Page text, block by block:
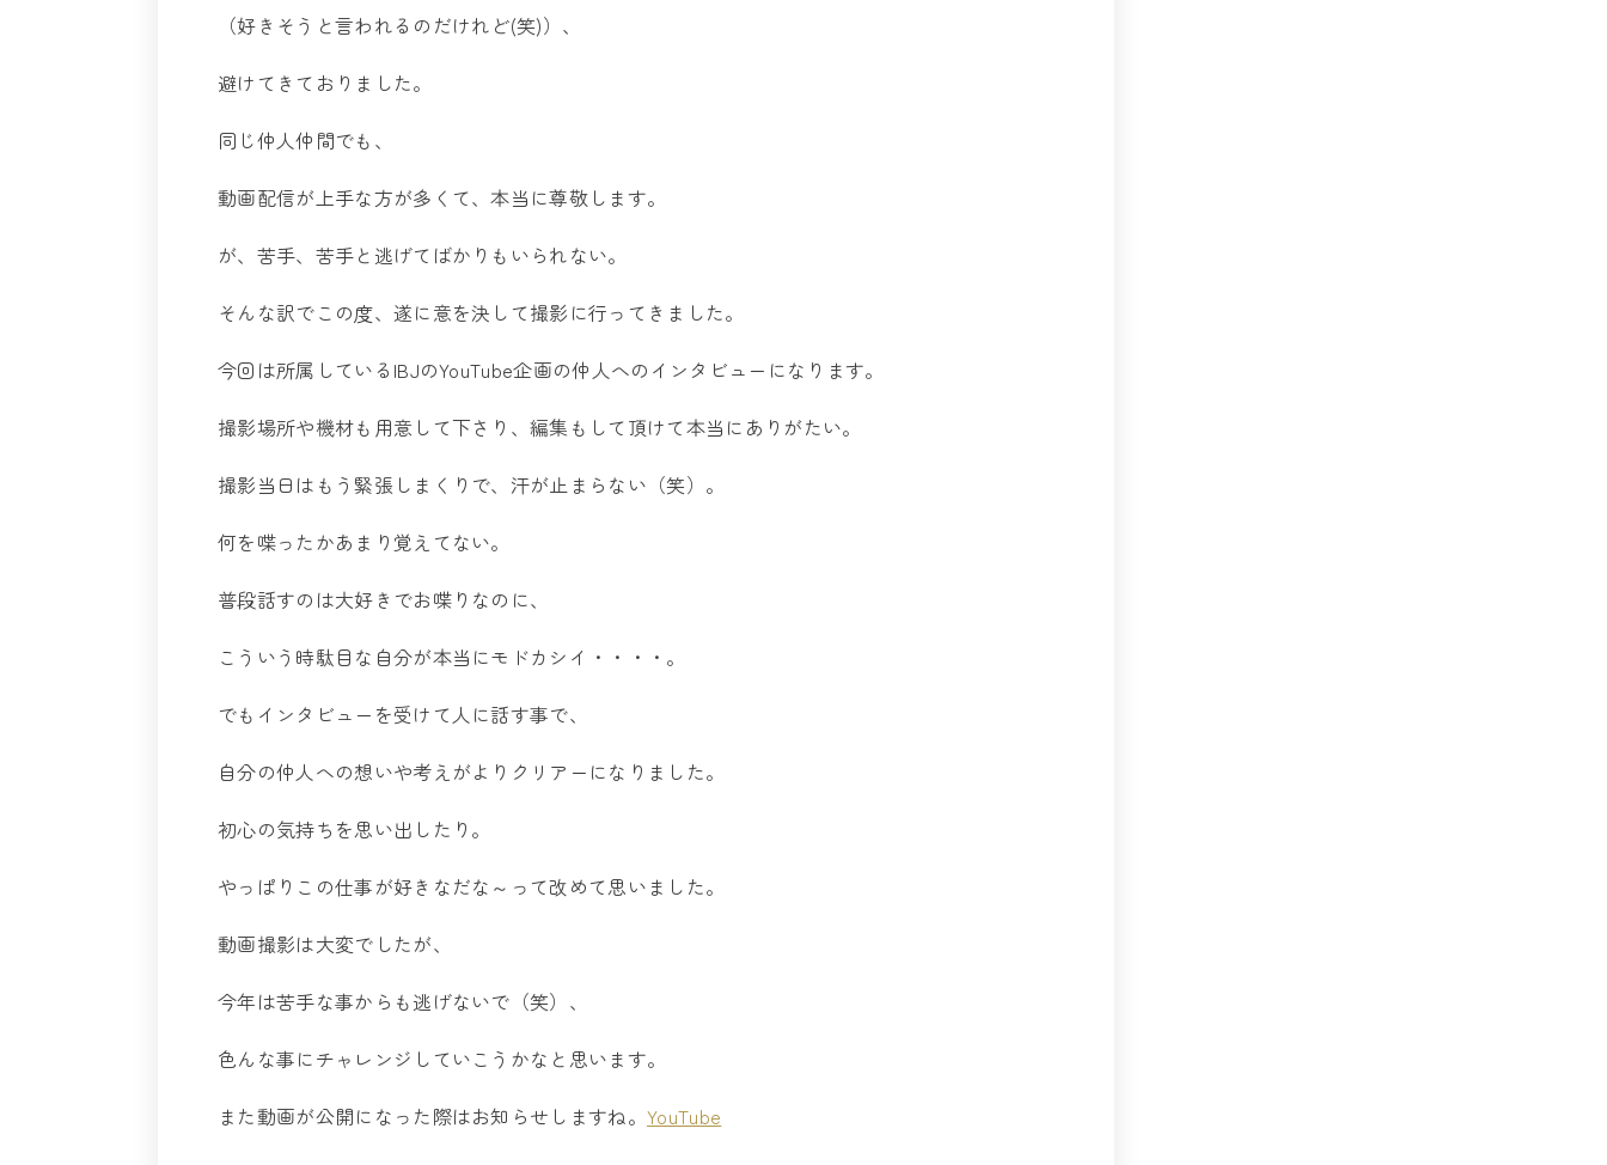
（好きそうと言われるのだけれど(笑)）、
避けてきておりました。
同じ仲人仲間でも、
動画配信が上手な方が多くて、本当に尊敬します。
が、苦手、苦手と逃げてばかりもいられない。
そんな訳でこの度、遂に意を決して撮影に行ってきました。
今回は所属しているIBJのYouTube企画の仲人へのインタビューになります。
撮影場所や機材も用意して下さり、編集もして頂けて本当にありがたい。
撮影当日はもう緊張しまくりで、汗が止まらない（笑）。
何を喋ったかあまり覚えてない。
普段話すのは大好きでお喋りなのに、
こういう時駄目な自分が本当にモドカシイ・・・・。
でもインタビューを受けて人に話す事で、
自分の仲人への想いや考えがよりクリアーになりました。
初心の気持ちを思い出したり。
やっぱりこの仕事が好きなだな～って改めて思いました。
動画撮影は大変でしたが、
今年は苦手な事からも逃げないで（笑）、
色んな事にチャレンジしていこうかなと思います。
また動画が公開になった際はお知らせしますね。YouTube